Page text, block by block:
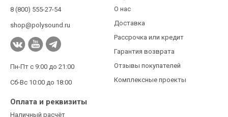
8 (800) 555-27-54
shop@polysound.ru
Пн-Пт с 9:00 до 21:00
Сб-Вс 10:00 до 18:00
О нас
Доставка
Рассрочка или кредит
Гарантия возврата
Отзывы покупателей
Комплексные проекты
Оплата и реквизиты
Наличный расчёт